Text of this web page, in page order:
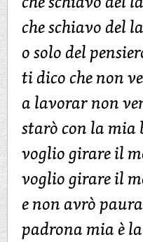
che schiavo del
o solo del
ti dico che non
a lavorar non
starò con la mia
voglio girare il
voglio girare il
e non avrò
padrona mia è